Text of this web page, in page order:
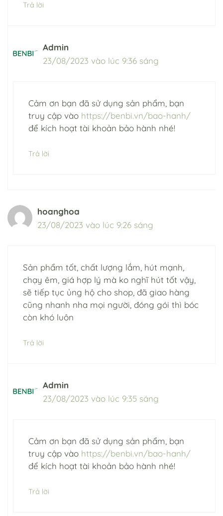
Trả lời
Admin
23/08/2023 vào lúc 9:36 sáng
Cảm ơn bạn đã sử dụng sản phẩm, bạn
truy cập vào https://benbi.vn/bao-hanh/
để kích hoạt tài khoản bảo hành nhé!
Trả lời
hoanghoa
23/08/2023 vào lúc 9:26 sáng
Sản phẩm tốt, chất lượng lắm, hút mạnh,
chạy êm, giá hợp lý mà ko nghĩ hút tốt vậy,
sẽ tiếp tục ủng hộ cho shop, đã giao hàng
cũng nhanh nha mọi người, đóng gói thì bóc
còn khó luôn
Trả lời
Admin
23/08/2023 vào lúc 9:35 sáng
Cảm ơn bạn đã sử dụng sản phẩm, bạn
truy cập vào https://benbi.vn/bao-hanh/
để kích hoạt tài khoản bảo hành nhé!
Trả lời